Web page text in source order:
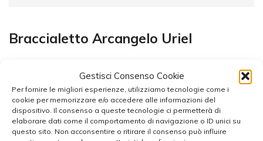
Gestisci Consenso Cookie
Per fornire le migliori esperienze, utilizziamo tecnologie come i
cookie per memorizzare e/o accedere alle informazioni del
dispositivo. Il consenso a queste tecnologie ci permetterà di
elaborare dati come il comportamento di navigazione o ID unici su
questo sito. Non acconsentire o ritirare il consenso può influire
Braccialetto Arcangelo Uriel
Potrebbe interessarti anche